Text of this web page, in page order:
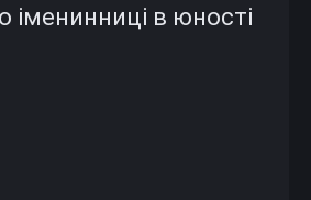
іменинниці в юності